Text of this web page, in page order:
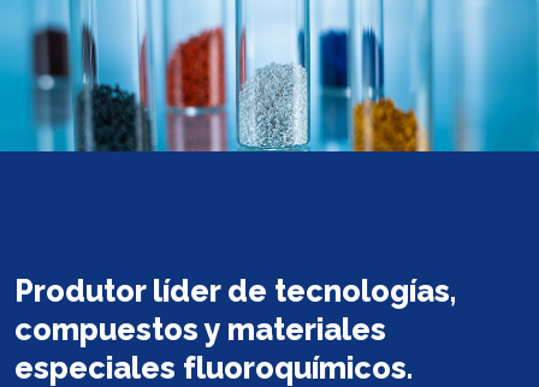
Produtor líder de tecnologías,
compuestos y materiales
especiales fluoroquímicos.